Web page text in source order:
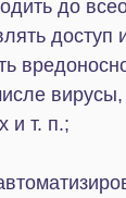
Сайте или
информация,
при
сервисов,
предоставляется
для